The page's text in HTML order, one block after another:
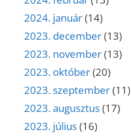
2024. január(14)
2023. december(13)
2023. november(13)
2023. október(20)
2023. szeptember(11)
2023. augusztus(17)
2023. július(16)